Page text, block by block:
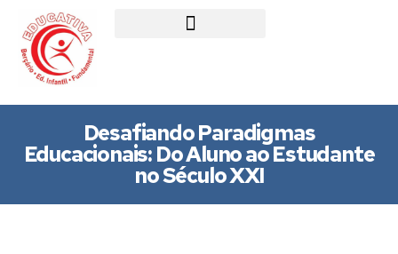
Desafiando Paradigmas
Educacionais: Do Aluno ao Estudante
no Século XXI